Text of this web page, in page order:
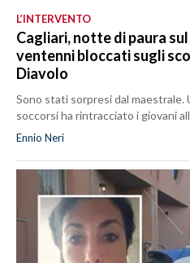
L’INTERVENTO
Cagliari, notte di paura
ventenni bloccati sugli
Diavolo
Sono stati sorpresi dal maestrale.
soccorsi ha rintracciato i giovani
Ennio Neri